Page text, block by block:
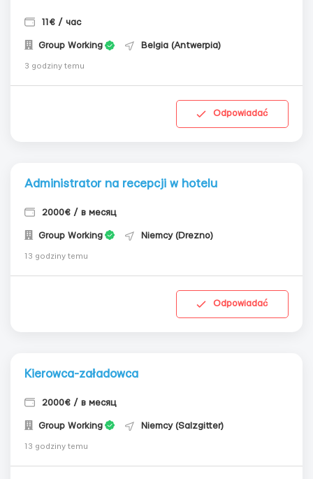
11€ / час
Group Working Belgia (Antwerpia)
3 godziny temu
Odpowiadać
Administrator na recepcji w hotelu
2000€ / в месяц
Group Working Niemcy (Drezno)
13 godziny temu
Odpowiadać
Kierowca-załadowca
2000€ / в месяц
Group Working Niemcy (Salzgitter)
13 godziny temu